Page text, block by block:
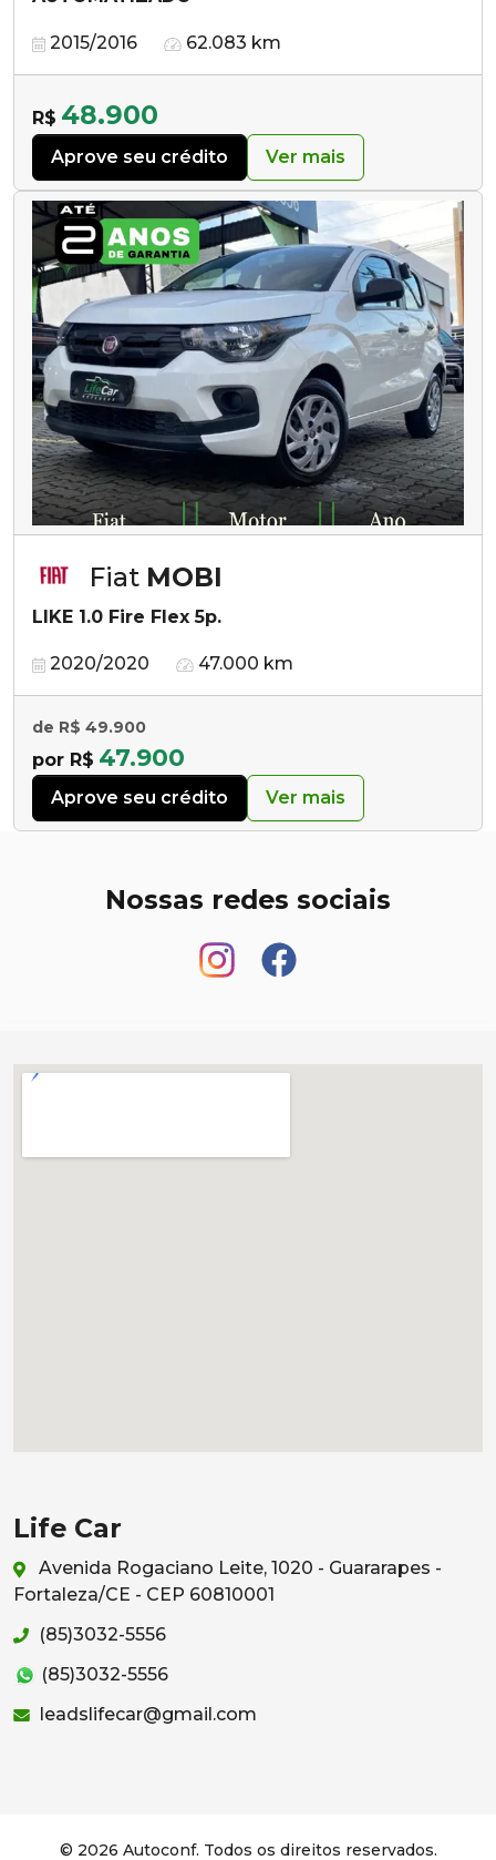
2015/2016 62.083 km
R$ 48.900
Aprove seu crédito Ver mais
Fiat MOBI
LIKE 1.0 Fire Flex 5p.
2020/2020 47.000 km
de R$ 49.900
por R$ 47.900
Aprove seu crédito Ver mais
Nossas redes sociais
Life Car
Avenida Rogaciano Leite, 1020 - Guararapes -
Fortaleza/CE - CEP 60810001
(85)3032-5556
(85)3032-5556
leadslifecar@gmail.com
© 2026 Autoconf. Todos os direitos reservados.